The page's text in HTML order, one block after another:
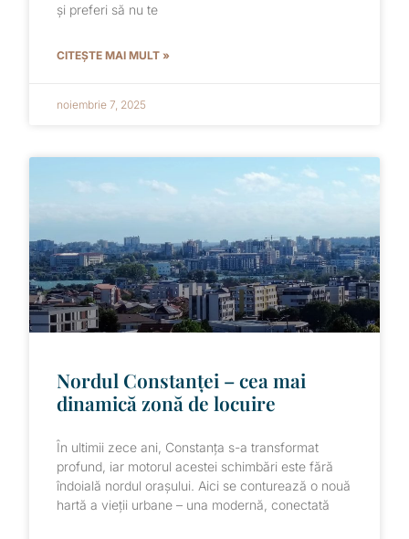
și preferi să nu te
CITEȘTE MAI MULT »
noiembrie 7, 2025
Nordul Constanței – cea mai
dinamică zonă de locuire
În ultimii zece ani, Constanța s-a transformat
profund, iar motorul acestei schimbări este fără
îndoială nordul orașului. Aici se conturează o nouă
hartă a vieții urbane – una modernă, conectată